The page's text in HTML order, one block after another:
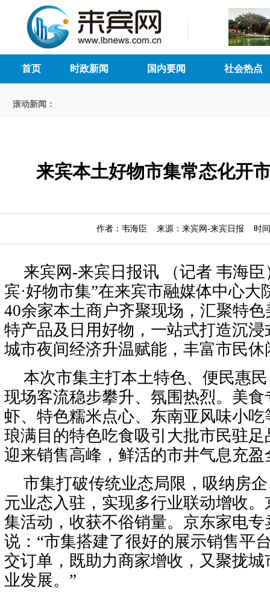
首页 时政新闻 国内要闻 社会热点
滚动新闻：
来宾本土好物市集常态化开
作者：韦海臣 来源：来宾网-来宾日报 时间
来宾网-来宾日报讯 （记者 韦海
宾·好物市集”在来宾市融媒体中心大
40余家本土商户齐聚现场，汇聚特
特产品及日用好物，一站式打造沉
城市夜间经济升温赋能，丰富市民休
本次市集主打本土特色、便民惠
现场客流稳步攀升、氛围热烈。美
虾、特色糯米点心、东南亚风味小
琅满目的特色吃食吸引大批市民驻
迎来销售高峰，鲜活的市井气息充盈
市集打破传统业态局限，吸纳房
元业态入驻，实现多行业联动增收
集活动，收获不俗销量。京东家电
说：“市集搭建了很好的展示销售平
交订单，既助力商家增收，又聚拢
业发展。”